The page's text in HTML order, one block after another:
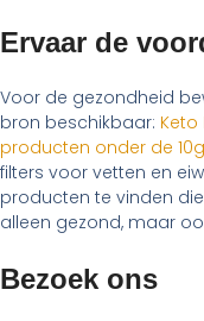
Ervaar de
Voor de gezondheid
bron beschikbaar: Keto
producten onder de
filters voor vetten en
producten te vinden
alleen gezond, maar
Bezoek ons